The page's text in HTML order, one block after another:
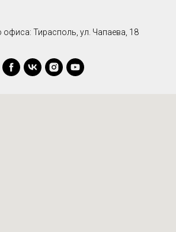
офиса: Тирасполь, ул. Чапаева, 18